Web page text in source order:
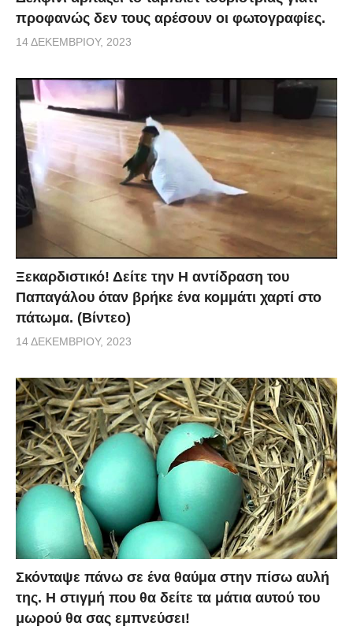
προφανώς δεν τους αρέσουν οι φωτογραφίες.
14 ΔΕΚΕΜΒΡΊΟΥ, 2023
Ξεκαρδιστικό! Δείτε την Η αντίδραση του
Παπαγάλου όταν βρήκε ένα κομμάτι χαρτί στο
πάτωμα. (Βίντεο)
14 ΔΕΚΕΜΒΡΊΟΥ, 2023
Σκόνταψε πάνω σε ένα θαύμα στην πίσω αυλή
της. Η στιγμή που θα δείτε τα μάτια αυτού του
μωρού θα σας εμπνεύσει!